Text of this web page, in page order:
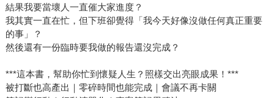
結果我要當壞人一直催大家進度？
我其實一直在忙，但下班卻覺得「我今天好像沒做任何真正重要
的事」？
然後還有一份臨時要我做的報告還沒完成？
***這本書，幫助你忙到懷疑人生？照樣交出亮眼成果！***
被打斷也高產出｜零碎時間也能完成｜會議不再卡關